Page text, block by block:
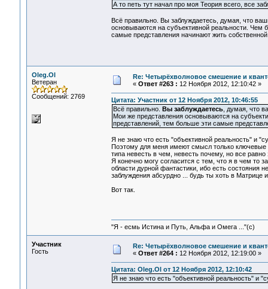
А то петь тут начал про моя Теория всего, все
Всё правильно. Вы заблуждаетесь, думая, что
основываются на субъективной реальности. Чем
самые представления начинают жить
Oleg.Ol
Ветеран
Сообщений: 2769
Re: Четырёхволновое смешение и
« Ответ #263 : 12 Ноября 2012, 12:10:42 »
Цитата: Участник от 12 Ноября 2012, 10:46:55
Всё правильно.
Вы заблуждаетесь, думая, что
Мои же представления основываются на
представлений, тем больше эти самые
Я не знаю что есть "объективной реальность" и
Поэтому для меня имеют смысл только
типа невесть в чем, невесть почему, но все равно
Я конечно могу согласится с тем, что я в чем то
области дурной фантастики, ибо есть состояния
заблуждения абсурдно ... будь ты хоть в
Вот так.
"Я - есмь Истина и Путь, Альфа и Омега ..."(с)
Участник
Гость
Re: Четырёхволновое смешение и
« Ответ #264 : 12 Ноября 2012, 12:19:00 »
Цитата: Oleg.Ol от 12 Ноября 2012, 12:10:42
Я не знаю что есть "объективной реальность" и